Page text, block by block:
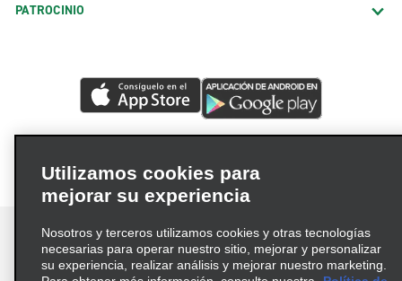
PATROCINIO
Utilizamos cookies para
mejorar su experiencia
Nosotros y terceros utilizamos cookies y otras tecnologías
necesarias para operar nuestro sitio, mejorar y personalizar
su experiencia, realizar análisis y mejorar nuestro marketing.